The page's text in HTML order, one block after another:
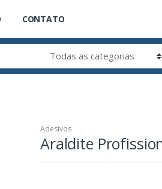
CONTATO
Adesivos
Araldite